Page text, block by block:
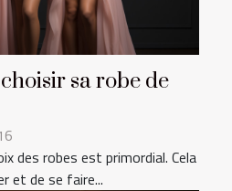
sa robe de
des robes est primordial. Cela
et de se faire...